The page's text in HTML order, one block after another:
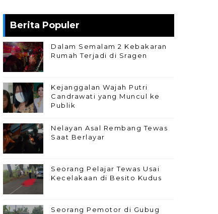
Berita Populer
Dalam Semalam 2 Kebakaran
Rumah Terjadi di Sragen
Kejanggalan Wajah Putri
Candrawati yang Muncul ke
Publik
Nelayan Asal Rembang Tewas
Saat Berlayar
Seorang Pelajar Tewas Usai
Kecelakaan di Besito Kudus
Seorang Pemotor di Gubug